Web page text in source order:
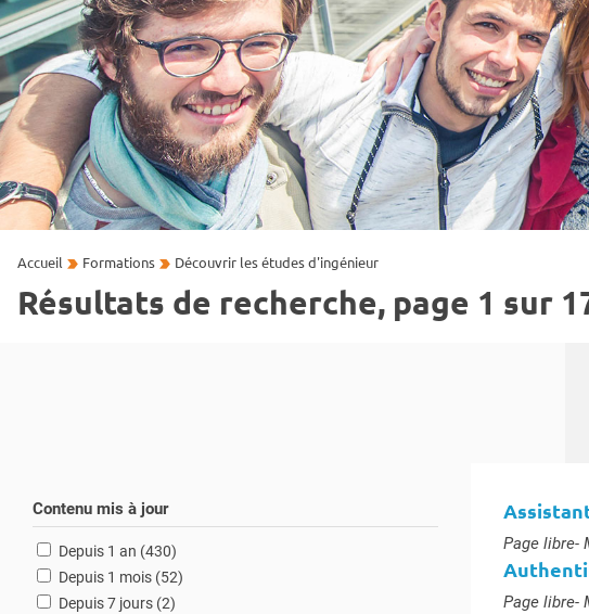
Accueil Formations Découvrir les études d'ingénieur
Résultats de recherche, page 1 sur
Contenu mis à jour
Depuis 1 an (430résultats
)
Depuis 1 mois (52résultats
)
Depuis 7 jours (2résultats
)
Type :
Page libre-
Type :
Page libre-